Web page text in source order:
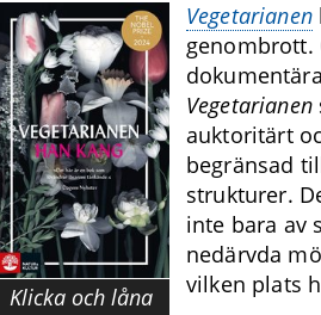
Klicka och låna
Vegetarianen
Vegetarianen
auktoritärt
begränsad
strukturer.
inte bara av
nedärvda
vilken plats